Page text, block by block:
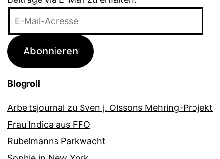
Adresse
Abonnieren
Blogroll
Arbeitsjournal zu Sven j. Olssons Mehring-Projekt
Frau Indica aus FFO
Rubelmanns Parkwacht